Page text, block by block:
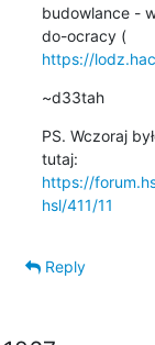
budowlance -
do-ocracy (
https://
~d33tah
PS. Wczoraj
https://
hsl/411/11
Reply